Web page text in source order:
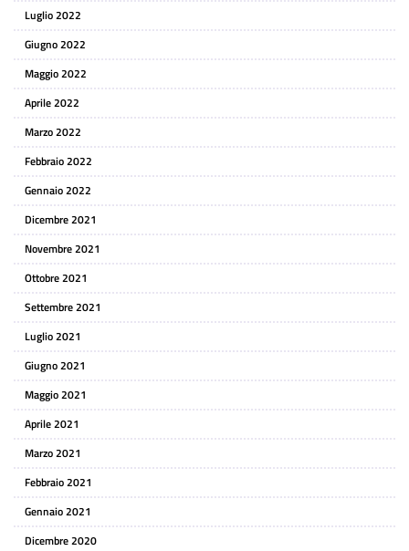
Luglio 2022
Giugno 2022
Maggio 2022
Aprile 2022
Marzo 2022
Febbraio 2022
Gennaio 2022
Dicembre 2021
Novembre 2021
Ottobre 2021
Settembre 2021
Luglio 2021
Giugno 2021
Maggio 2021
Aprile 2021
Marzo 2021
Febbraio 2021
Gennaio 2021
Dicembre 2020